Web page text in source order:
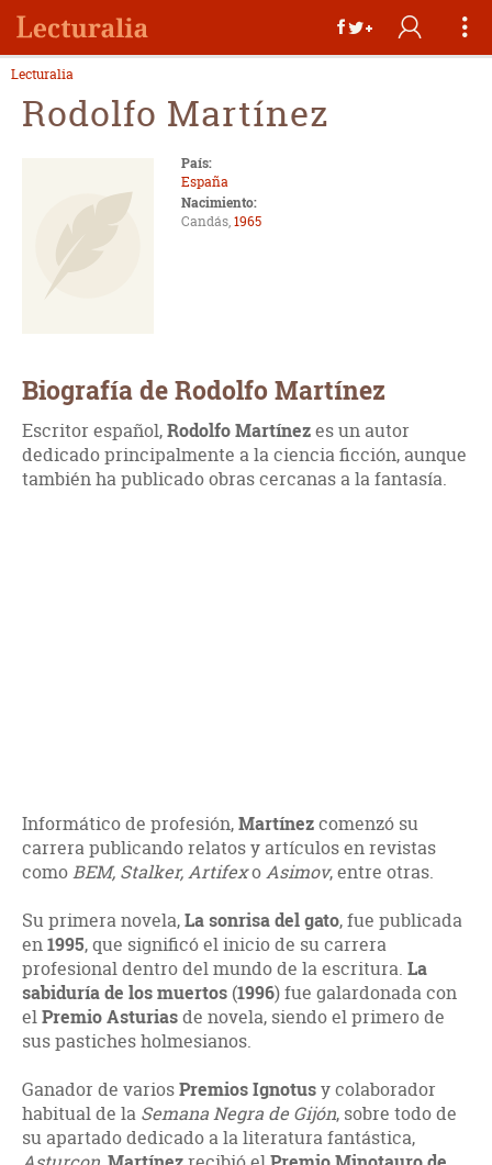
Lecturalia
Rodolfo Martínez
País:
España
Nacimiento:
Candás,1965
Biografía de Rodolfo Martínez
Escritor español,Rodolfo Martínezes un autor
dedicado principalmente a la ciencia ficción, aunque
también ha publicado obras cercanas a la fantasía.
Informático de profesión,Martínezcomenzó su
carrera publicando relatos y artículos en revistas
comoBEM, Stalker, ArtifexoAsimov, entre otras.
Su primera novela,La sonrisa del gato, fue publicada
en1995, que significó el inicio de su carrera
profesional dentro del mundo de la escritura. La
sabiduría de los muertos (1996) fue galardonada con
elPremio Asturiasde novela, siendo el primero de
sus pastiches holmesianos.
Ganador de variosPremios Ignotusy colaborador
habitual de la Semana Negra de Gijón, sobre todo de
su apartado dedicado a la literatura fantástica,